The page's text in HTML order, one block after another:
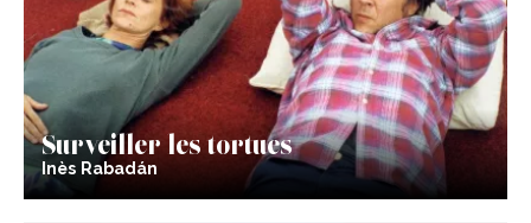
Surveiller les tortues
Inès Rabadán